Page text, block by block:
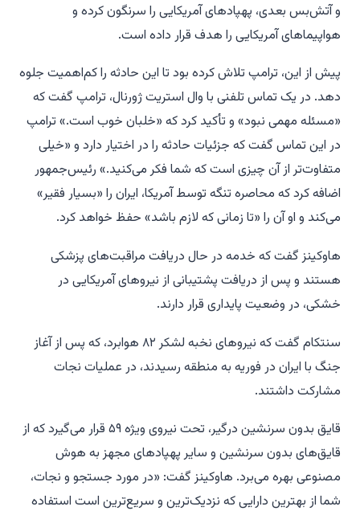
و آتش‌بس بعدی، پهپادهای آمریکایی را سرنگون کرده و
هواپیماهای آمریکایی را هدف قرار داده است.
پیش از این، ترامپ تلاش کرده بود تا این حادثه را کم‌اهمیت جلوه
دهد. در یک تماس تلفنی با وال استریت ژورنال، ترامپ گفت که
«مسئله مهمی نبود» و تأکید کرد که «خلبان خوب است.» ترامپ
در این تماس گفت که جزئیات حادثه را در اختیار دارد و «خیلی
متفاوت‌تر از آن چیزی است که شما فکر می‌کنید.» رئیس‌جمهور
اضافه کرد که محاصره تنگه توسط آمریکا، ایران را «بسیار فقیر»
می‌کند و او آن را «تا زمانی که لازم باشد» حفظ خواهد کرد.
هاوکینز گفت که خدمه در حال دریافت مراقبت‌های پزشکی
هستند و پس از دریافت پشتیبانی از نیروهای آمریکایی در
خشکی، در وضعیت پایداری قرار دارند.
سنتکام گفت که نیروهای نخبه لشکر ۸۲ هوابرد، که پس از آغاز
جنگ با ایران در فوریه به منطقه رسیدند، در عملیات نجات
مشارکت داشتند.
قایق بدون سرنشین درگیر، تحت نیروی ویژه ۵۹ قرار می‌گیرد که از
قایق‌های بدون سرنشین و سایر پهپادهای مجهز به هوش
مصنوعی بهره می‌برد. هاوکینز گفت: «در مورد جستجو و نجات،
شما از بهترین دارایی که نزدیک‌ترین و سریع‌ترین است استفاده